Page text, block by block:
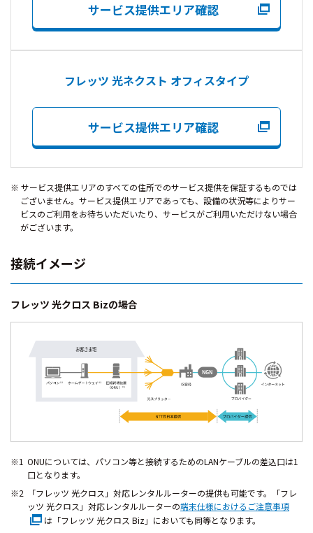
サービス提供エリア確認
フレッツ 光ネクスト オフィスタイプ
サービス提供エリア確認
サービス提供エリアのすべての住所でのサービス提供を保証するものでは
ございません。サービス提供エリアであっても、設備の状況等によりサー
ビスのご利用をお待ちいただいたり、サービスがご利用いただけない場合
がございます。
接続イメージ
フレッツ 光クロス Bizの場合
ONUについては、パソコン等と接続するためのLANケーブルの差込口は1
口となります。
「フレッツ 光クロス」対応レンタルルーターの提供も可能です。「フレ
ッツ 光クロス」対応レンタルルーターの端末仕様におけるご注意事項
は「フレッツ 光クロス Biz」においても同等となります。